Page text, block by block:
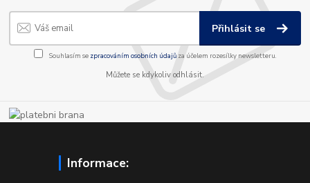
Přihlásit se
Souhlasím se zpracováním osobních údajůza účelem rozesílky newsletteru.
Můžete se kdykoliv odhlásit.
Informace: